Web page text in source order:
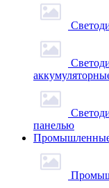
панелью
Промышленные